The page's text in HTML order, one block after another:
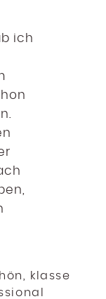
ich
klasse